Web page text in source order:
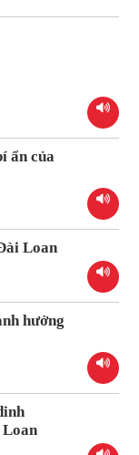
ẩn của
Loan
hưởng
Loan